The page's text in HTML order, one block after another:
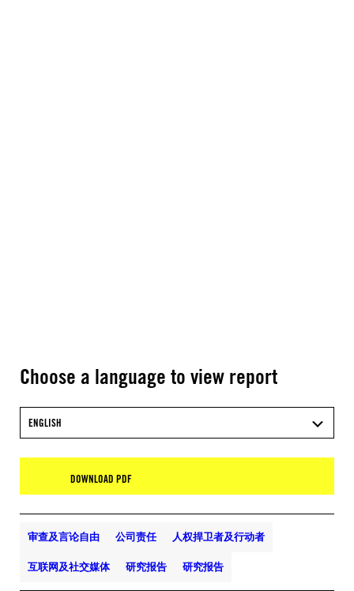
Choose a language to view report
ENGLISH
DOWNLOAD PDF
审查及言论自由 公司责任 人权捍卫者及行动者
互联网及社交媒体 研究报告 研究报告